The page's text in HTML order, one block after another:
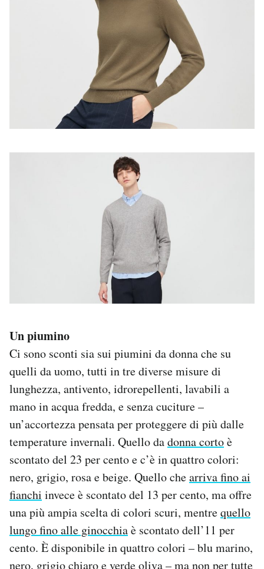
Un piumino
Ci sono sconti sia sui piumini da donna che su
quelli da uomo, tutti in tre diverse misure di
lunghezza, antivento, idrorepellenti, lavabili a
mano in acqua fredda, e senza cuciture –
un’accortezza pensata per proteggere di più dalle
temperature invernali. Quello dadonna cortoè
scontato del 23 per cento e c’è in quattro colori:
nero, grigio, rosa e beige. Quello chearriva fino ai
fianchi invece è scontato del 13 per cento, ma offre
una più ampia scelta di colori scuri, mentrequello
lungo fino alle ginocchiaè scontato dell’11 per
cento. È disponibile in quattro colori – blu marino,
nero, grigio chiaro e verde oliva – ma non per tutte